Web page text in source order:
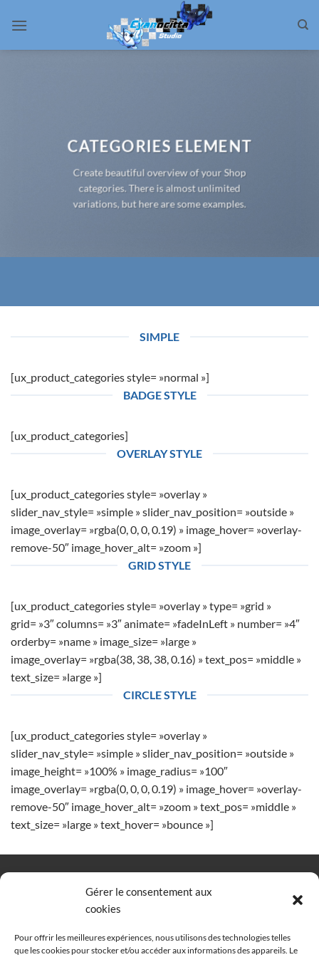
Gérer le consentement aux
cookies
Pour offrir les meilleures expériences, nous utilisons des technologies telles
que les cookies pour stocker et/ou accéder aux informations des appareils. Le
CATEGORIES ELEMENT
Create beautiful overview of your Shop
categories. There is almost unlimited
variations, but here are some examples.
SIMPLE
[ux_product_categories style= »normal »]
BADGE STYLE
[ux_product_categories]
OVERLAY STYLE
[ux_product_categories style= »overlay »
slider_nav_style= »simple » slider_nav_position= »outside »
image_overlay= »rgba(0, 0, 0, 0.19) » image_hover= »overlay-
remove-50″ image_hover_alt= »zoom »]
GRID STYLE
[ux_product_categories style= »overlay » type= »grid »
grid= »3″ columns= »3″ animate= »fadeInLeft » number= »4″
orderby= »name » image_size= »large »
image_overlay= »rgba(38, 38, 38, 0.16) » text_pos= »middle »
text_size= »large »]
CIRCLE STYLE
[ux_product_categories style= »overlay »
slider_nav_style= »simple » slider_nav_position= »outside »
image_height= »100% » image_radius= »100″
image_overlay= »rgba(0, 0, 0, 0.19) » image_hover= »overlay-
remove-50″ image_hover_alt= »zoom » text_pos= »middle »
text_size= »large » text_hover= »bounce »]
BE CREATIVE! MIX AND MATCH SETTINGS
col_spacing= »small » columns= »3″ depth_hover= »5″